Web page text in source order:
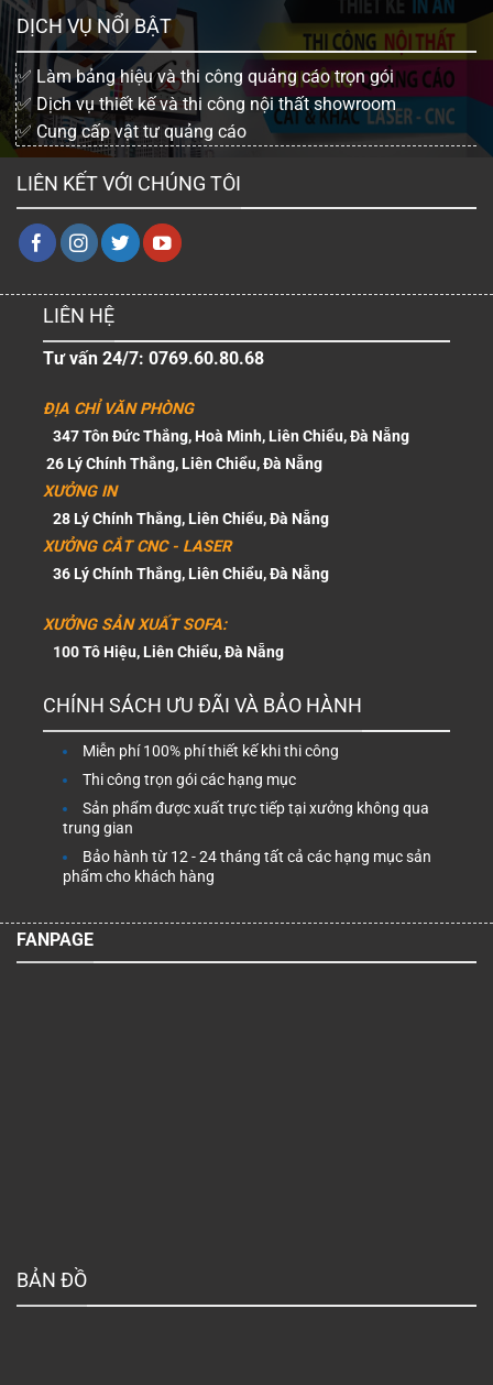
DỊCH VỤ NỔI BẬT
✅ Làm bảng hiệu và thi công quảng cáo trọn gói
✅ Dịch vụ thiết kế và thi công nội thất showroom
✅ Cung cấp vật tư quảng cáo
LIÊN KẾT VỚI CHÚNG TÔI
LIÊN HỆ
Tư vấn 24/7: 0769.60.80.68
ĐỊA CHỈ VĂN PHÒNG
347 Tôn Đức Thắng, Hoà Minh, Liên Chiểu, Đà Nẵng
26 Lý Chính Thắng, Liên Chiểu, Đà Nẵng
XƯỞNG IN
28 Lý Chính Thắng, Liên Chiểu, Đà Nẵng
XƯỞNG CẮT CNC - LASER
36 Lý Chính Thắng, Liên Chiểu, Đà Nẵng
XƯỞNG SẢN XUẤT SOFA:
100 Tô Hiệu, Liên Chiểu, Đà Nẵng
CHÍNH SÁCH ƯU ĐÃI VÀ BẢO HÀNH
Miễn phí 100% phí thiết kế khi thi công
Thi công trọn gói các hạng mục
Sản phẩm được xuất trực tiếp tại xưởng không qua
trung gian
Bảo hành từ 12 - 24 tháng tất cả các hạng mục sản
phẩm cho khách hàng
FANPAGE
BẢN ĐỒ